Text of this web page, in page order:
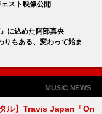
スト映像公開
に込めた阿部真央
もある、変わって始ま
MUSIC NEWS
タル】Travis Japan「On